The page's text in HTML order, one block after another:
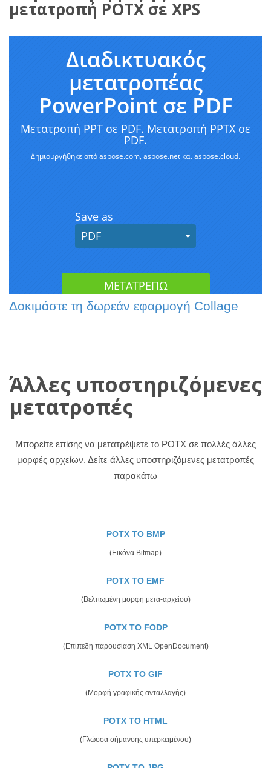
μετατροπή POTX σε XPS
Δοκιμάστε τη δωρεάν εφαρμογή Collage
Άλλες υποστηριζόμενες
μετατροπές
Μπορείτε επίσης να μετατρέψετε το POTX σε πολλές άλλες
μορφές αρχείων. Δείτε άλλες υποστηριζόμενες μετατροπές
παρακάτω
POTX TO BMP
(Εικόνα Bitmap)
POTX TO EMF
(Βελτιωμένη μορφή μετα-αρχείου)
POTX TO FODP
(Επίπεδη παρουσίαση XML OpenDocument)
POTX TO GIF
(Μορφή γραφικής ανταλλαγής)
POTX TO HTML
(Γλώσσα σήμανσης υπερκειμένου)